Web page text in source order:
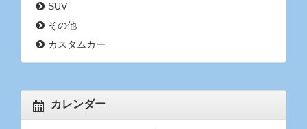
SUV
その他
カスタムカー
カレンダー